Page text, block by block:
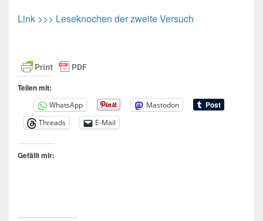
Link >>> Leseknochen der zweite Versuch
Teilen mit:
WhatsApp
Mastodon
Threads
E-Mail
Gefällt mir: